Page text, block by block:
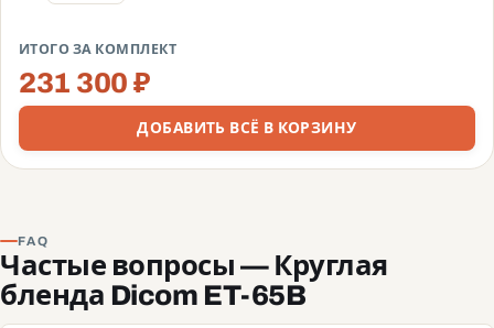
ИТОГО ЗА КОМПЛЕКТ
231 300 ₽
ДОБАВИТЬ ВСЁ В КОРЗИНУ
FAQ
Частые вопросы — Круглая
бленда Dicom ET-65B